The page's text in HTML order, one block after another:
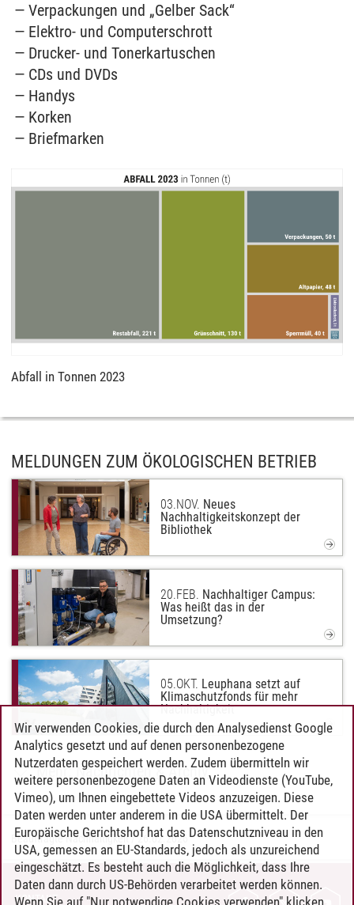
Verpackungen und „Gelber Sack“
Elektro- und Computerschrott
Drucker- und Tonerkartuschen
CDs und DVDs
Handys
Korken
Briefmarken
Abfall in Tonnen 2023
MELDUNGEN ZUM ÖKOLOGISCHEN BETRIEB
03.NOV. Neues
Nachhaltigkeitskonzept der
Bibliothek
20.FEB. Nachhaltiger Campus:
Was heißt das in der
Umsetzung?
05.OKT. Leuphana setzt auf
Klimaschutzfonds für mehr
Nachhaltigkeit
Mehr: Nachrichten & Archiv
Beauftragte Nachhaltigkeit/26.02.2026
KONTAKT
Wir verwenden Cookies, die durch den Analysedienst Google
Analytics gesetzt und auf denen personenbezogene
Nutzerdaten gespeichert werden. Zudem übermitteln wir
weitere personenbezogene Daten an Videodienste (YouTube,
Vimeo), um Ihnen eingebettete Videos anzuzeigen. Diese
Daten werden unter anderem in die USA übermittelt. Der
Europäische Gerichtshof hat das Datenschutzniveau in den
USA, gemessen an EU-Standards, jedoch als unzureichend
eingeschätzt. Es besteht auch die Möglichkeit, dass Ihre
Daten dann durch US-Behörden verarbeitet werden können.
Wenn Sie auf "Nur notwendige Cookies verwenden" klicken,